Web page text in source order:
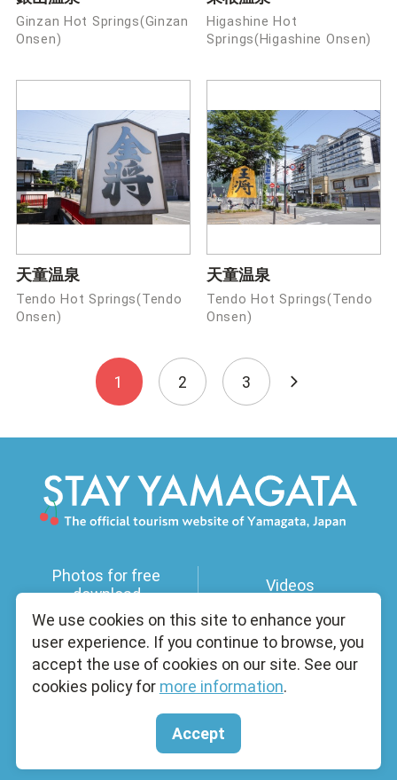
Ginzan Hot Springs(Ginzan
Onsen)
Higashine Hot
Springs(Higashine Onsen)
天童温泉
Tendo Hot Springs(Tendo
Onsen)
天童温泉
Tendo Hot Springs(Tendo
Onsen)
1 2 3
Photos for free
download
Videos
Useful Information Licensed Guides
Brochure About Us
Copyright yamagatakanko.com 2020-2026 All Rights Reserved.
We use cookies on this site to enhance your
user experience. If you continue to browse, you
accept the use of cookies on our site. See our
cookies policy for more information.
Accept